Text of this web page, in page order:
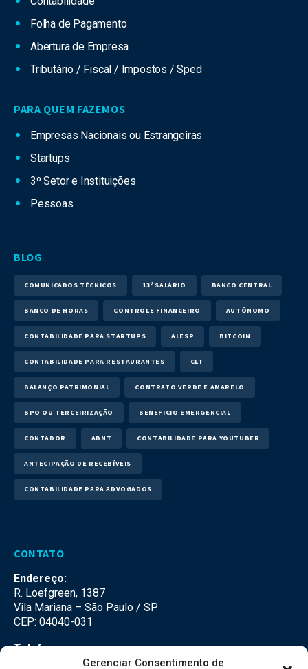
Gerenciar Consentimento de
Folha de Pagamento
Abertura de Empresa
Tributário / Fiscal / Impostos / Sped
PARA QUEM FAZEMOS
Empresas Nacionais ou Estrangeiras
Startups
3º Setor e Instituições
Pessoas
BLOG
COMUNICADOS TÉCNICOS 13º SALÁRIO BANCO CENTRAL
BANCO DE HORAS CONTROLE FINANCEIRO AUTÔNOMO
CONTABILIDADE PARA STARTUPS ALESP BITCOIN
CONTABILIDADE PARA RESTAURANTES CLT
BALANÇO PATRIMONIAL CONTRATO VERDE E AMARELO
BPO OU TERCEIRIZAÇÃO BENEFICIO EMERGENCIAL
CONTADOR ABNT CONTABILIDADE PARA YOUTUBER
ANTECIPAÇÃO DE RECEBÍVEIS
CONTABILIDADE PARA ADVOGADOS
CONTATO
Endereço:
R. Loefgreen, 1387
Vila Mariana – São Paulo / SP
CEP: 04040-031
Telefone:
(11) 3500-3500